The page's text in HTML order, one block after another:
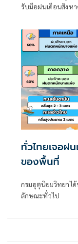
รับมือฝนเดือนสิงหา
ทั่วไทยเจอฝ
ของพื้นที่
กรมอุตุนิยมวิทยาไ
ลักษณะทั่วไป